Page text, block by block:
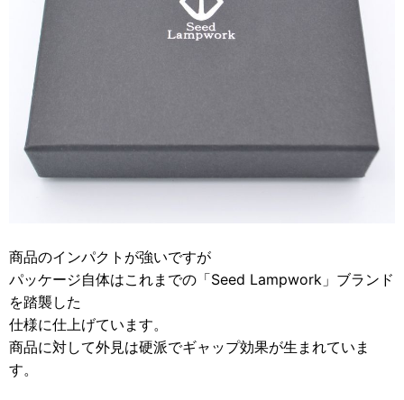
商品のインパクトが強いですが
パッケージ自体はこれまでの「Seed Lampwork」ブランド
を踏襲した
仕様に仕上げています。
商品に対して外見は硬派でギャップ効果が生まれていま
す。